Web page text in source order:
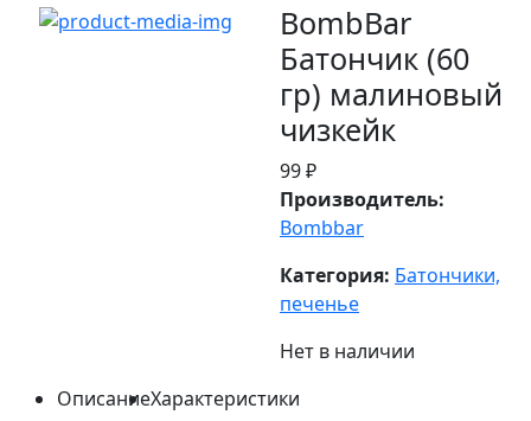
BombBar
Батончик (60
гр) малиновый
чизкейк
99 ₽
Производитель:
Bombbar
Категория: Батончики,
печенье
Нет в наличии
ОписаниеХарактеристики